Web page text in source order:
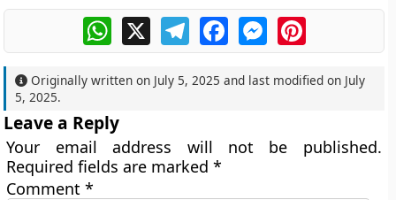
WhatsApp
X TelegramFacebookMessengerPinterest
Originally written on July 5, 2025 and last modified on July
5, 2025.
Leave a Reply
Your email address will not be published.
Required fields are marked*
Comment*